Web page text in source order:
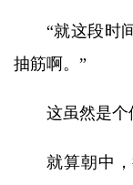
“就这段时
抽筋啊。”
这虽然是个
就算朝中